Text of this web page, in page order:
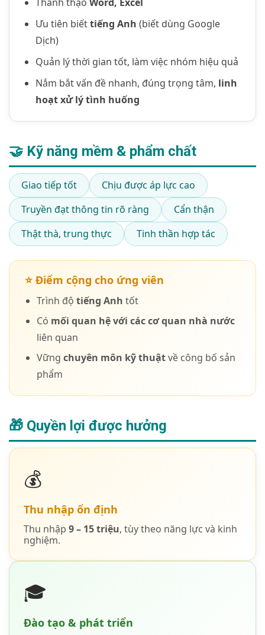
Ưu tiên biếttiếng Anh (biết dùng Google
Dịch)
Quản lý thời gian tốt, làm việc nhóm hiệu quả
Nắm bắt vấn đề nhanh, đúng trọng tâm, linh
hoạt xử lý tình huống
🤝 Kỹ năng mềm & phẩm chất
Giao tiếp tốt
Chịu được áp lực cao
Truyền đạt thông tin rõ ràng
Cẩn thận
Thật thà, trung thực
Tinh thần hợp tác
⭐ Điểm cộng cho ứng viên
Trình độ tiếng Anh tốt
Có mối quan hệ với các cơ quan nhà nước
liên quan
Vững chuyên môn kỹ thuậtvề công bố sản
phẩm
🎁 Quyền lợi được hưởng
💰
Thu nhập ổn định
Thu nhập 9 – 15 triệu, tùy theo năng lực và kinh
nghiệm.
🎓
Đào tạo & phát triển